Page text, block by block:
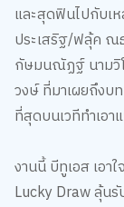
และสุดฟินไปกับเ
ประเสริฐ/ฟลุ้ค ณ
กัษมนณัฏฐ์ นามวิ
วงษ์ ที่มาเผยถึงบ
ที่สุดบนเวทีทำเอา
งานนี้ บีทูเอส เอา
Lucky Draw ลุ้น